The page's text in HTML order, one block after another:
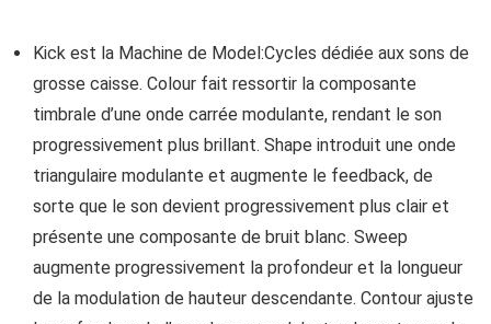
Kick est la Machine de Model:Cycles dédiée aux sons de
grosse caisse. Colour fait ressortir la composante
timbrale d’une onde carrée modulante, rendant le son
progressivement plus brillant. Shape introduit une onde
triangulaire modulante et augmente le feedback, de
sorte que le son devient progressivement plus clair et
présente une composante de bruit blanc. Sweep
augmente progressivement la profondeur et la longueur
de la modulation de hauteur descendante. Contour ajuste